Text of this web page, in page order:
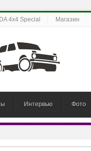
4x4 Special Магазин
Интервью Фото